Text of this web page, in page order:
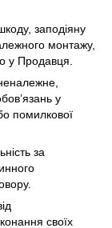
заподіяну
монтажу,
у Продавця.
у
помилкової
за
своїх